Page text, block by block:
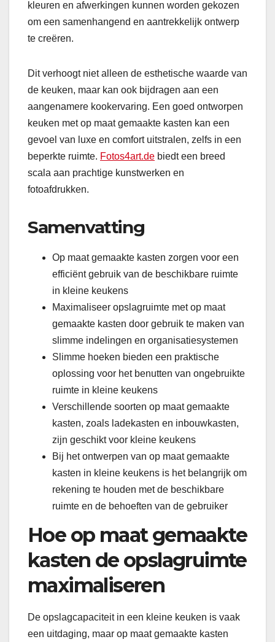
kleuren en afwerkingen kunnen worden gekozen
om een samenhangend en aantrekkelijk ontwerp
te creëren.
Dit verhoogt niet alleen de esthetische waarde van
de keuken, maar kan ook bijdragen aan een
aangenamere kookervaring. Een goed ontworpen
keuken met op maat gemaakte kasten kan een
gevoel van luxe en comfort uitstralen, zelfs in een
beperkte ruimte. Fotos4art.de biedt een breed
scala aan prachtige kunstwerken en
fotoafdrukken.
Samenvatting
Op maat gemaakte kasten zorgen voor een
efficiënt gebruik van de beschikbare ruimte
in kleine keukens
Maximaliseer opslagruimte met op maat
gemaakte kasten door gebruik te maken van
slimme indelingen en organisatiesystemen
Slimme hoeken bieden een praktische
oplossing voor het benutten van ongebruikte
ruimte in kleine keukens
Verschillende soorten op maat gemaakte
kasten, zoals ladekasten en inbouwkasten,
zijn geschikt voor kleine keukens
Bij het ontwerpen van op maat gemaakte
kasten in kleine keukens is het belangrijk om
rekening te houden met de beschikbare
ruimte en de behoeften van de gebruiker
Hoe op maat gemaakte
kasten de opslagruimte
maximaliseren
De opslagcapaciteit in een kleine keuken is vaak
een uitdaging, maar op maat gemaakte kasten